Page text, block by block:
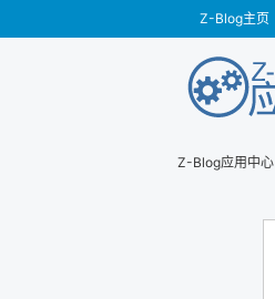
Z-Blog主页
Z-Blog应用中心